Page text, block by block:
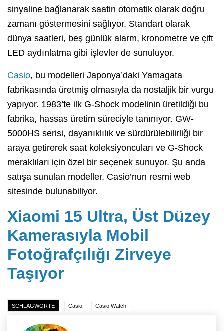
sinyaline bağlanarak saatin otomatik olarak doğru
zamanı göstermesini sağlıyor. Standart olarak
dünya saatleri, beş günlük alarm, kronometre ve çift
LED aydınlatma gibi işlevler de sunuluyor.
Casio, bu modelleri Japonya’daki Yamagata
fabrikasında üretmiş olmasıyla da nostaljik bir vurgu
yapıyor. 1983’te ilk G-Shock modelinin üretildiği bu
fabrika, hassas üretim süreciyle tanınıyor. GW-
5000HS serisi, dayanıklılık ve sürdürülebilirliği bir
araya getirerek saat koleksiyoncuları ve G-Shock
meraklıları için özel bir seçenek sunuyor. Şu anda
satışa sunulan modeller, Casio’nun resmi web
sitesinde bulunabiliyor.
Xiaomi 15 Ultra, Üst Düzey
Kamerasıyla Mobil
Fotoğrafçılığı Zirveye
Taşıyor
SCHLAGWORTE Casio Casio Watch